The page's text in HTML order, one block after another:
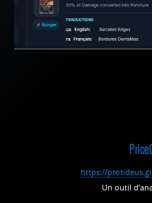
https://
Un outil